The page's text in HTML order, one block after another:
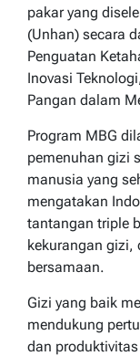
pakar yang
(Unhan) secara
Penguatan
Inovasi
Pangan dalam
Program MBG
pemenuhan gizi
manusia yang
mengatakan
tantangan triple
kekurangan gizi,
bersamaan.
Gizi yang baik
mendukung
dan